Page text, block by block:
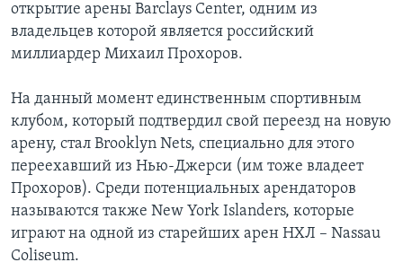
открытие арены Barclays Center, одним из
владельцев которой является российский
миллиардер Михаил Прохоров.
На данный момент единственным спортивным
клубом, который подтвердил свой переезд на новую
арену, стал Brooklyn Nets, специально для этого
переехавший из Нью-Джерси (им тоже владеет
Прохоров). Среди потенциальных арендаторов
называются также New York Islanders, которые
играют на одной из старейших арен НХЛ – Nassau
Coliseum.